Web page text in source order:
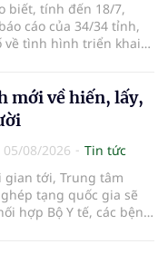
biết, tính đến 18/7,
cáo của 34/34 tỉnh,
về tình hình triển khai
người, chiếm gần
cả nước đã được khám
kỳ năm nay.
mới về hiến, lấy,
05/08/2026
Tin tức
gian tới, Trung tâm
tạng quốc gia sẽ
hợp Bộ Y tế, các bệnh